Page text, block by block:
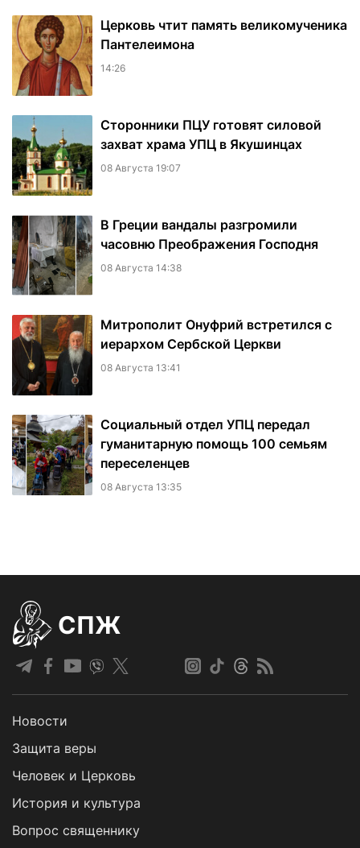
Церковь чтит память великомученика
Пантелеимона
14:26
Сторонники ПЦУ готовят силовой
захват храма УПЦ в Якушинцах
08 Августа 19:07
В Греции вандалы разгромили
часовню Преображения Господня
08 Августа 14:38
Митрополит Онуфрий встретился с
иерархом Сербской Церкви
08 Августа 13:41
Социальный отдел УПЦ передал
гуманитарную помощь 100 семьям
переселенцев
08 Августа 13:35
СПЖ
Новости
Защита веры
Человек и Церковь
История и культура
Вопрос священнику